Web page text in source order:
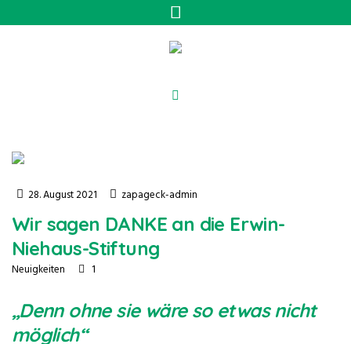
28. August 2021 zapageck-admin
Wir sagen DANKE an die Erwin-
Niehaus-Stiftung
Neuigkeiten 1
„Denn ohne sie wäre so etwas nicht
möglich“